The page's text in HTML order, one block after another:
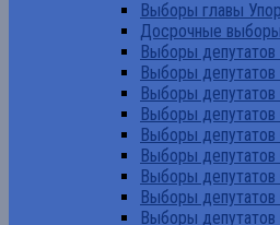
Выборы главы
Досрочные
Выборы депутатов
Выборы депутатов
Выборы депутатов
Выборы депутатов
Выборы депутатов
Выборы депутатов
Выборы депутатов
Выборы депутатов
Выборы